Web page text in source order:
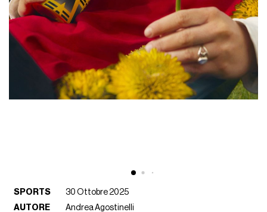
SPORTS
30 Ottobre 2025
AUTORE
Andrea Agostinelli